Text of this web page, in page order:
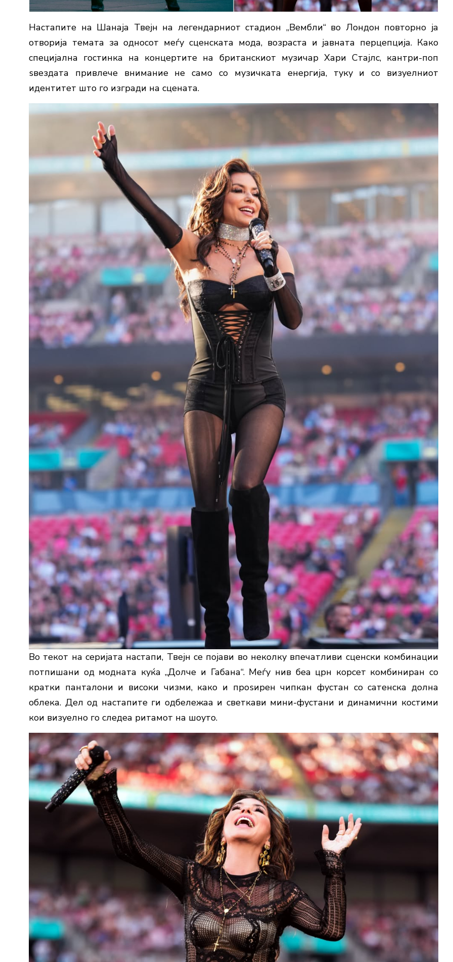
Настапите на Шанаја Твејн на легендарниот стадион „Вембли“ во Лондон повторно ја
отворија темата за односот меѓу сценската мода, возраста и јавната перцепција. Како
специјална гостинка на концертите на британскиот музичар Хари Стајлс, кантри-поп
ѕвездата привлече внимание не само со музичката енергија, туку и со визуелниот
идентитет што го изгради на сцената.
Во текот на серијата настапи, Твејн се појави во неколку впечатливи сценски комбинации
потпишани од модната куќа „Долче и Габана“. Меѓу нив беа црн корсет комбиниран со
кратки панталони и високи чизми, како и проѕирен чипкан фустан со сатенска долна
облека. Дел од настапите ги одбележаа и светкави мини-фустани и динамични костими
кои визуелно го следеа ритамот на шоуто.